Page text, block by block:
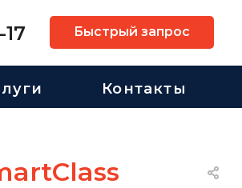
Быстрый запрос
Контакты